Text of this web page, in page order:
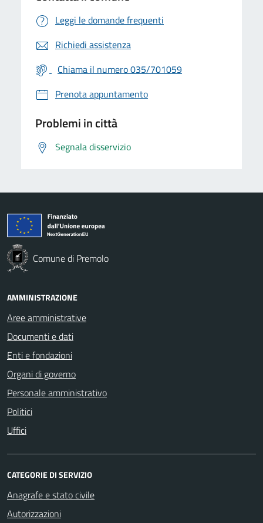
Leggi le domande frequenti
Richiedi assistenza
Chiama il numero 035/701059
Prenota appuntamento
Problemi in città
Segnala disservizio
Comune di Premolo
AMMINISTRAZIONE
Aree amministrative
Documenti e dati
Enti e fondazioni
Organi di governo
Personale amministrativo
Politici
Uffici
CATEGORIE DI SERVIZIO
Anagrafe e stato civile
Autorizzazioni